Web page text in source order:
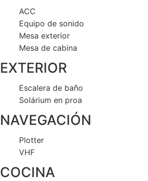
ACC
Equipo de sonido
Mesa exterior
Mesa de cabina
EXTERIOR
Escalera de baño
Solárium en proa
NAVEGACIÓN
Plotter
VHF
COCINA